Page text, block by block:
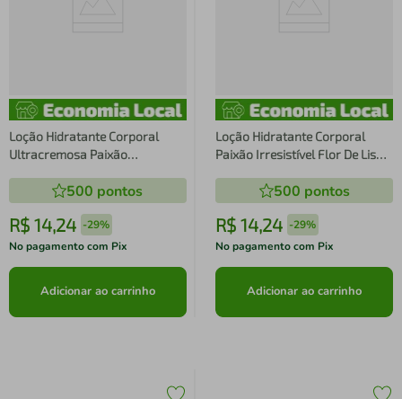
Loção Hidratante Corporal
Ultracremosa Paixão
500 pontos
R$ 14,24 -29%
No pagamento com Pix
Adicionar ao carrinho
Loção Hidratante Corporal
Paixão Irresistível Flor De Lis
500 pontos
R$ 14,24 -29%
No pagamento com Pix
Adicionar ao carrinho